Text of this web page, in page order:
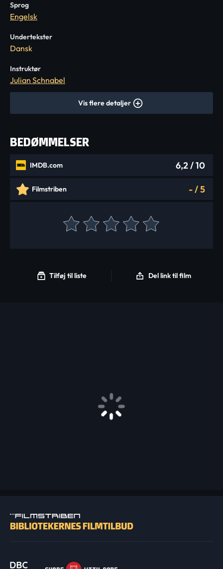
Sprog
Engelsk
Undertekster
Dansk
Instruktør
Julian Schnabel
Vis flere detaljer
BEDØMMELSER
IMDB.com 6,2/ 10
Filmstriben -/5
Tilføj til liste Del link til film